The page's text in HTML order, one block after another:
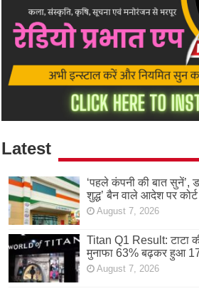
Latest
‘पहले कंपनी की बात सुनें’,
शुद्ध’ बैन वाले आदेश पर
August 7, 2026
Titan Q1 Result: टाटा
मुनाफा 63% बढ़कर हुआ
August 7, 2026